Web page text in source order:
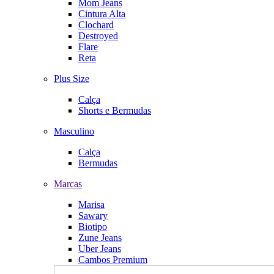
Mom Jeans
Cintura Alta
Clochard
Destroyed
Flare
Reta
Plus Size
Calça
Shorts e Bermudas
Masculino
Calça
Bermudas
Marcas
Marisa
Sawary
Biotipo
Zune Jeans
Uber Jeans
Cambos Premium